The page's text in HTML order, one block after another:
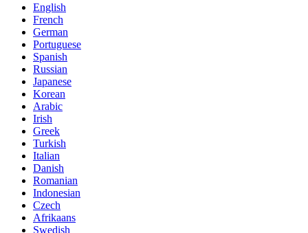
English
French
German
Portuguese
Spanish
Russian
Japanese
Korean
Arabic
Irish
Greek
Turkish
Italian
Danish
Romanian
Indonesian
Czech
Afrikaans
Swedish